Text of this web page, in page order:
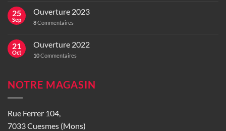
25
Sep
Ouverture 2023
8Commentaires
21
Oct
Ouverture 2022
10Commentaires
NOTRE MAGASIN
Rue Ferrer 104,
7033 Cuesmes (Mons)